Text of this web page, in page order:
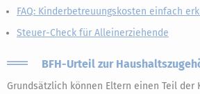
FAQ: Kinderbetreuungskosten einfach
Steuer-Check für Alleinerziehende
BFH-Urteil zur
Grundsätzlich können Eltern einen Teil der